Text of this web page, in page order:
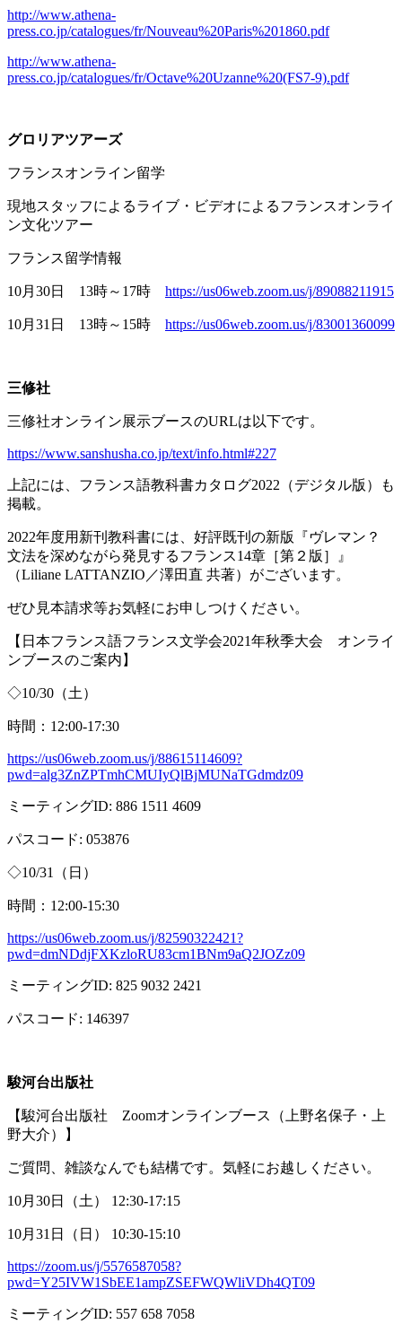
http://www.athena-
press.co.jp/catalogues/fr/Nouveau%20Paris%201860.pdf
http://www.athena-
press.co.jp/catalogues/fr/Octave%20Uzanne%20(FS7-9).pdf
グロリアツアーズ
フランスオンライン留学
現地スタッフによるライブ・ビデオによるフランスオンライ
ン文化ツアー
フランス留学情報
10月 30日 13時～ 17時 https://us06web.zoom.us/j/89088211915
10月 31 日 13時～ 15時 https://us06web.zoom.us/j/83001360099
三修社
三修社オンライン展示ブースのURLは以下です。
https://www.sanshusha.co.jp/text/info.html#227
上記には、フランス語教科書カタログ2022 （デジタル版）も
掲載。
2022年度用新刊教科書には、好評既刊の新版『ヴレマン？
文法を深めながら発見するフランス14章［第２版］』
（Liliane LATTANZIO ／澤田直 共著）がございます。
ぜひ見本請求等お気軽にお申しつけください。
【日本フランス語フランス文学会2021年秋季大会 オンライ
ンブースのご案内】
◇10/30 （土）
時間： 12:00-17:30
https://us06web.zoom.us/j/88615114609?
pwd=alg3ZnZPTmhCMUIyQlBjMUNaTGdmdz09
ミーティングID: 886 1511 4609
パスコード: 053876
◇10/31 （日）
時間： 12:00-15:30
https://us06web.zoom.us/j/82590322421?
pwd=dmNDdjFXKzloRU83cm1BNm9aQ2JOZz09
ミーティングID: 825 9032 2421
パスコード: 146397
駿河台出版社
【駿河台出版社 Zoomオンラインブース（上野名保子・上
野大介）】
ご質問、雑談なんでも結構です。気軽にお越しください。
10月 30日（土） 12:30-17:15
10月 31 日（日） 10:30-15:10
https://zoom.us/j/5576587058?
pwd=Y25IVW1SbEE1ampZSEFWQWliVDh4QT09
ミーティングID: 557 658 7058